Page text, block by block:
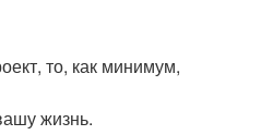
то, как минимум,
жизнь.